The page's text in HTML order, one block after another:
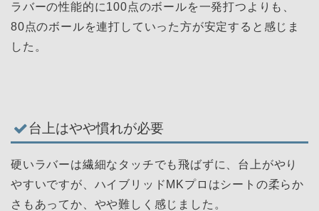
ラバーの性能的に100点のボールを一発打つよりも、
80点のボールを連打していった方が安定すると感じま
した。
台上はやや慣れが必要
硬いラバーは繊細なタッチでも飛ばずに、台上がやり
やすいですが、ハイブリッドMKプロはシートの柔らか
さもあってか、やや難しく感じました。